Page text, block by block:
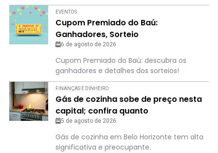
EVENTOS
Cupom Premiado do Baú:
Ganhadores, Sorteio
6 de agosto de 2026
Cupom Premiado do Baú: descubra os
ganhadores e detalhes dos sorteios!
FINANÇAS E DINHEIRO
Gás de cozinha sobe de preço nesta
capital; confira quanto
5 de agosto de 2026
Gás de cozinha em Belo Horizonte tem alta
significativa e preocupante.